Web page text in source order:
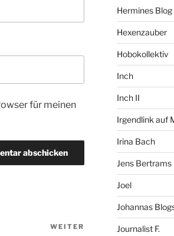
für meinen
Nächster
WEITER
Hermines Blog
Hexenzauber
Hobokollektiv
Inch
Inch II
Irgendlink auf
Irina Bach
Jens Bertrams
Joel
Johannas
Journalist F.